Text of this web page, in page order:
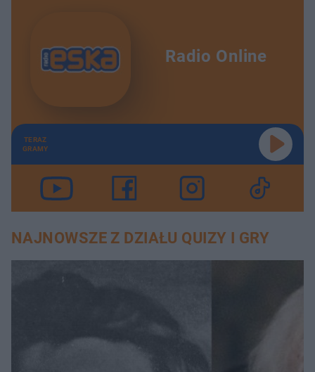
Radio Online
TERAZ
GRAMY
NAJNOWSZE Z DZIAŁU QUIZY I GRY